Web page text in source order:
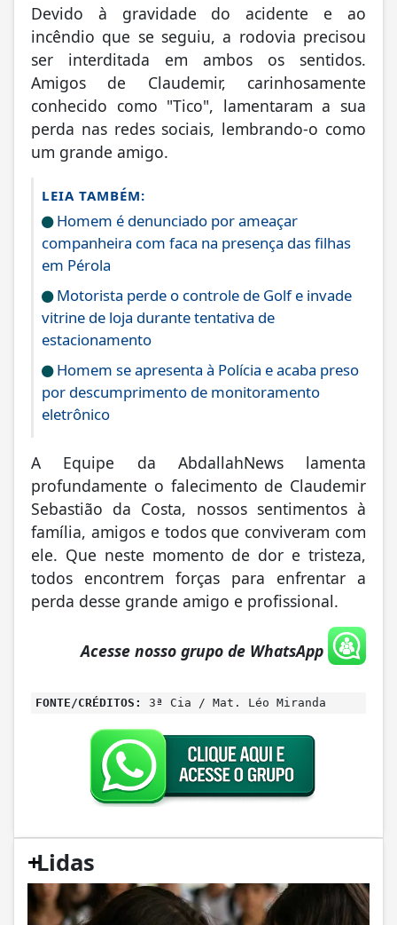
Devido à gravidade do acidente e ao
incêndio que se seguiu, a rodovia precisou
ser interditada em ambos os sentidos.
Amigos de Claudemir, carinhosamente
conhecido como "Tico", lamentaram a sua
perda nas redes sociais, lembrando-o como
um grande amigo.
LEIA TAMBÉM:
Homem é denunciado por ameaçar
companheira com faca na presença das filhas
em Pérola
Motorista perde o controle de Golf e invade
vitrine de loja durante tentativa de
estacionamento
Homem se apresenta à Polícia e acaba preso
por descumprimento de monitoramento
eletrônico
A Equipe da AbdallahNews lamenta
profundamente o falecimento de Claudemir
Sebastião da Costa, nossos sentimentos à
família, amigos e todos que conviveram com
ele. Que neste momento de dor e tristeza,
todos encontrem forças para enfrentar a
perda desse grande amigo e profissional.
Acesse nosso grupo de WhatsApp
FONTE/CRÉDITOS: 3ª Cia / Mat. Léo Miranda
+
Lidas